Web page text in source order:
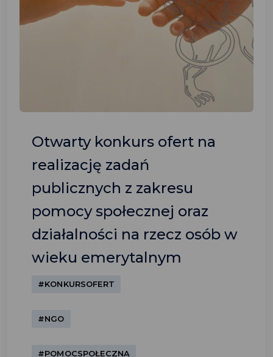
Otwarty konkurs ofert na
realizację zadań
publicznych z zakresu
pomocy społecznej oraz
działalności na rzecz osób w
wieku emerytalnym
#KONKURSOFERT
#NGO
#POMOCSPOŁECZNA